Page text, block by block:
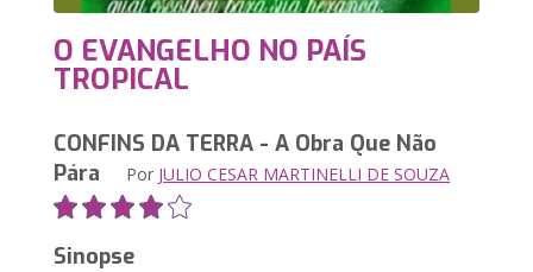
O EVANGELHO NO PAÍS
TROPICAL
CONFINS DA TERRA - A Obra Que Não
Pára Por JULIO CESAR MARTINELLI DE SOUZA
Sinopse